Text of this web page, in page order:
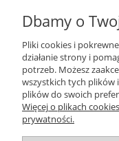
Ten produkt jest
Dbamy o
Pliki cookies i
działanie strony i
potrzeb. Możesz
wszystkich tych plików
plików do swoich
Więcej o plikach
prywatności.